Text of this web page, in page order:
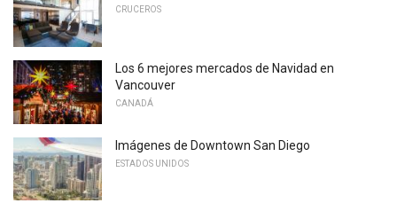
CRUCEROS
Los 6 mejores mercados de Navidad en
Vancouver
CANADÁ
Imágenes de Downtown San Diego
ESTADOS UNIDOS